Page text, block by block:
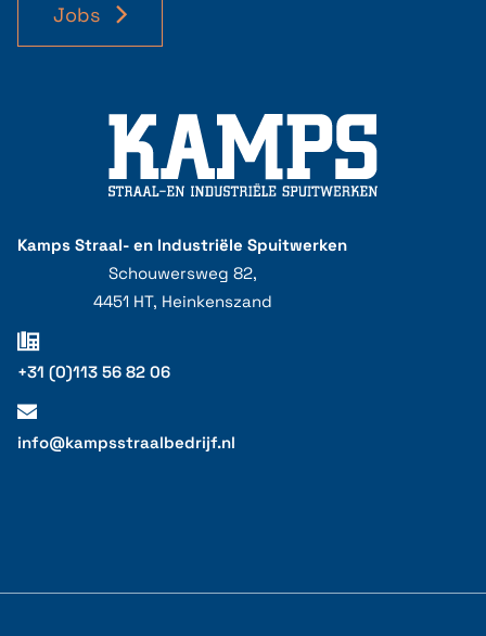
Jobs
Kamps Straal- en Industriële Spuitwerken
Schouwersweg 82,
4451 HT, Heinkenszand
+31 (0)113 56 82 06
info@kampsstraalbedrijf.nl